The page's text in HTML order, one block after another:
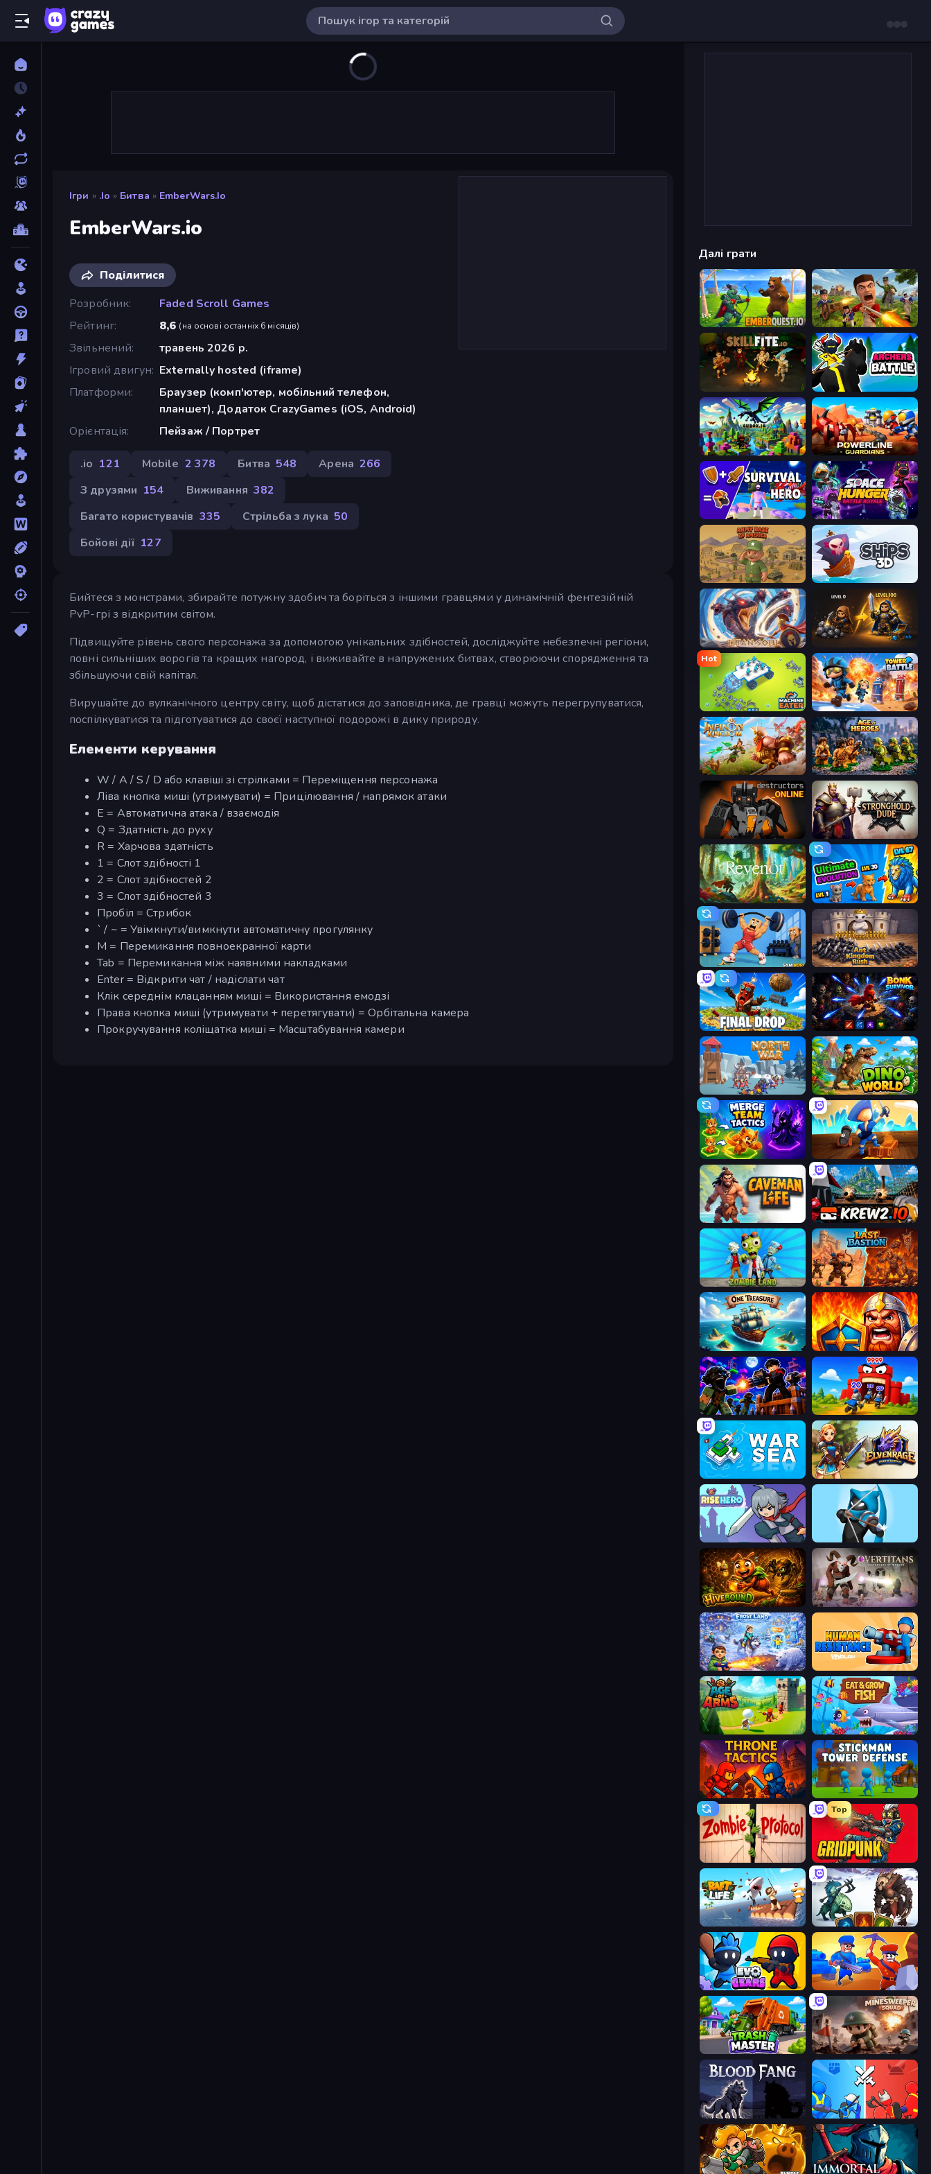
Ігри » .io » Битва » EmberWars.io
EmberWars.io
Поділитися
Розробник
Faded Scroll Games
Рейтинг
8,6 (на основі останніх 6 місяців)
Звільнений
травень 2026 р.
Ігровий двигун Externally hosted (iframe)
Платформи
Браузер (комп'ютер, мобільний телефон,
планшет), Додаток CrazyGames (iOS, Android)
Орієнтація
Пейзаж / Портрет
.io 121 Mobile 2 378 Битва 548 Арена 266
З друзями 154 Виживання 382
Багато користувачів 335 Стрільба з лука 50
Бойові дії 127
Бийтеся з монстрами, збирайте потужну здобич та боріться з іншими гравцями у динамічній фентезійній
PvP-грі з відкритим світом.
Підвищуйте рівень свого персонажа за допомогою унікальних здібностей, досліджуйте небезпечні регіони,
повні сильніших ворогів та кращих нагород, і виживайте в напружених битвах, створюючи спорядження та
збільшуючи свій капітал.
Вирушайте до вулканічного центру світу, щоб дістатися до заповідника, де гравці можуть перегрупуватися,
поспілкуватися та підготуватися до своєї наступної подорожі в дику природу.
Елементи керування
W / A / S / D або клавіші зі стрілками = Переміщення персонажа
Ліва кнопка миші (утримувати) = Прицілювання / напрямок атаки
E = Автоматична атака / взаємодія
Q = Здатність до руху
R = Харчова здатність
1 = Слот здібності 1
2 = Слот здібностей 2
3 = Слот здібностей 3
Пробіл = Стрибок
` / ~ = Увімкнути/вимкнути автоматичну прогулянку
M = Перемикання повноекранної карти
Tab = Перемикання між наявними накладками
Enter = Відкрити чат / надіслати чат
Клік середнім клацанням миші = Використання емодзі
Права кнопка миші (утримувати + перетягувати) = Орбітальна камера
Прокручування коліщатка миші = Масштабування камери
Далі грати
EmberQuest.io Redcoats.io
Skillfite.io Archers Battle
Cubox.io Powerline Guardians
Survival Hero: Merge RPG Space Hunger: Battle Royale
Army Base Of America Ships 3D
Titan Soul: Action RPG Gothic Story RPG
Hot
Machine Eater Tower Battle
Infinity Kingdom Age of Heroes
Destructors Online Stronghold Dude
Revenot Ultimate Evolution
Gym Boss Ant Kingdom Rush
Final Drop
North War Dino World
Merge Team Tactics Captains Idle
Caveman Life Krew.io
Zombie Land Last Bastion
One Treasure WarLink: Crown & Clash
Base Obby: Zombie Defense TimeWarriors
War Sea Elvenrage
Rise Hero
Hivebound Overtitans: Destroyers of Worlds
Frost Land - Snow Survival Human Resistance
Age Of Arms Eat & Grow Fish
Throne Tactics
Zombie Protocol
Top
Raft Life Dark Stones: Card Battle RPG
Evo Gears Craft and Battle
Trash Master Minesweeper Squad
Blood Fang State Wars: Conquer Them All